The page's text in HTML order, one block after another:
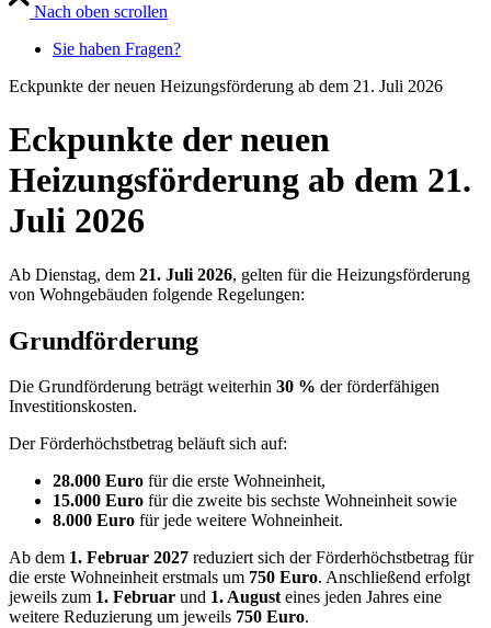
Nach oben scrollen
Sie haben Fragen?
Eckpunkte der neuen Heizungsförderung ab dem 21. Juli 2026
Eckpunkte der neuen
Heizungsförderung ab dem 21.
Juli 2026
Ab Dienstag, dem 21. Juli 2026, gelten für die Heizungsförderung
von Wohngebäuden folgende Regelungen:
Grundförderung
Die Grundförderung beträgt weiterhin 30 % der förderfähigen
Investitionskosten.
Der Förderhöchstbetrag beläuft sich auf:
28.000 Euro für die erste Wohneinheit,
15.000 Euro für die zweite bis sechste Wohneinheit sowie
8.000 Euro für jede weitere Wohneinheit.
Ab dem 1. Februar 2027 reduziert sich der Förderhöchstbetrag für
die erste Wohneinheit erstmals um 750 Euro. Anschließend erfolgt
jeweils zum 1. Februar und 1. Augusteines jeden Jahres eine
weitere Reduzierung um jeweils 750 Euro.